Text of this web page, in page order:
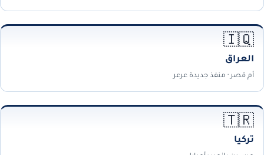
🇮🇶
العراق
أم قصر · منفذ جديدة عرعر
🇹🇷
تركيا